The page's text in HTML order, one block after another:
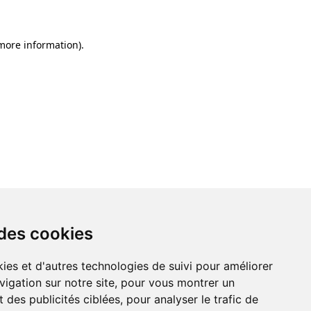
cookies
et d'autres technologies de suivi pour améliorer
sur notre site, pour vous montrer un
des publicités ciblées, pour analyser le trafic de
information).